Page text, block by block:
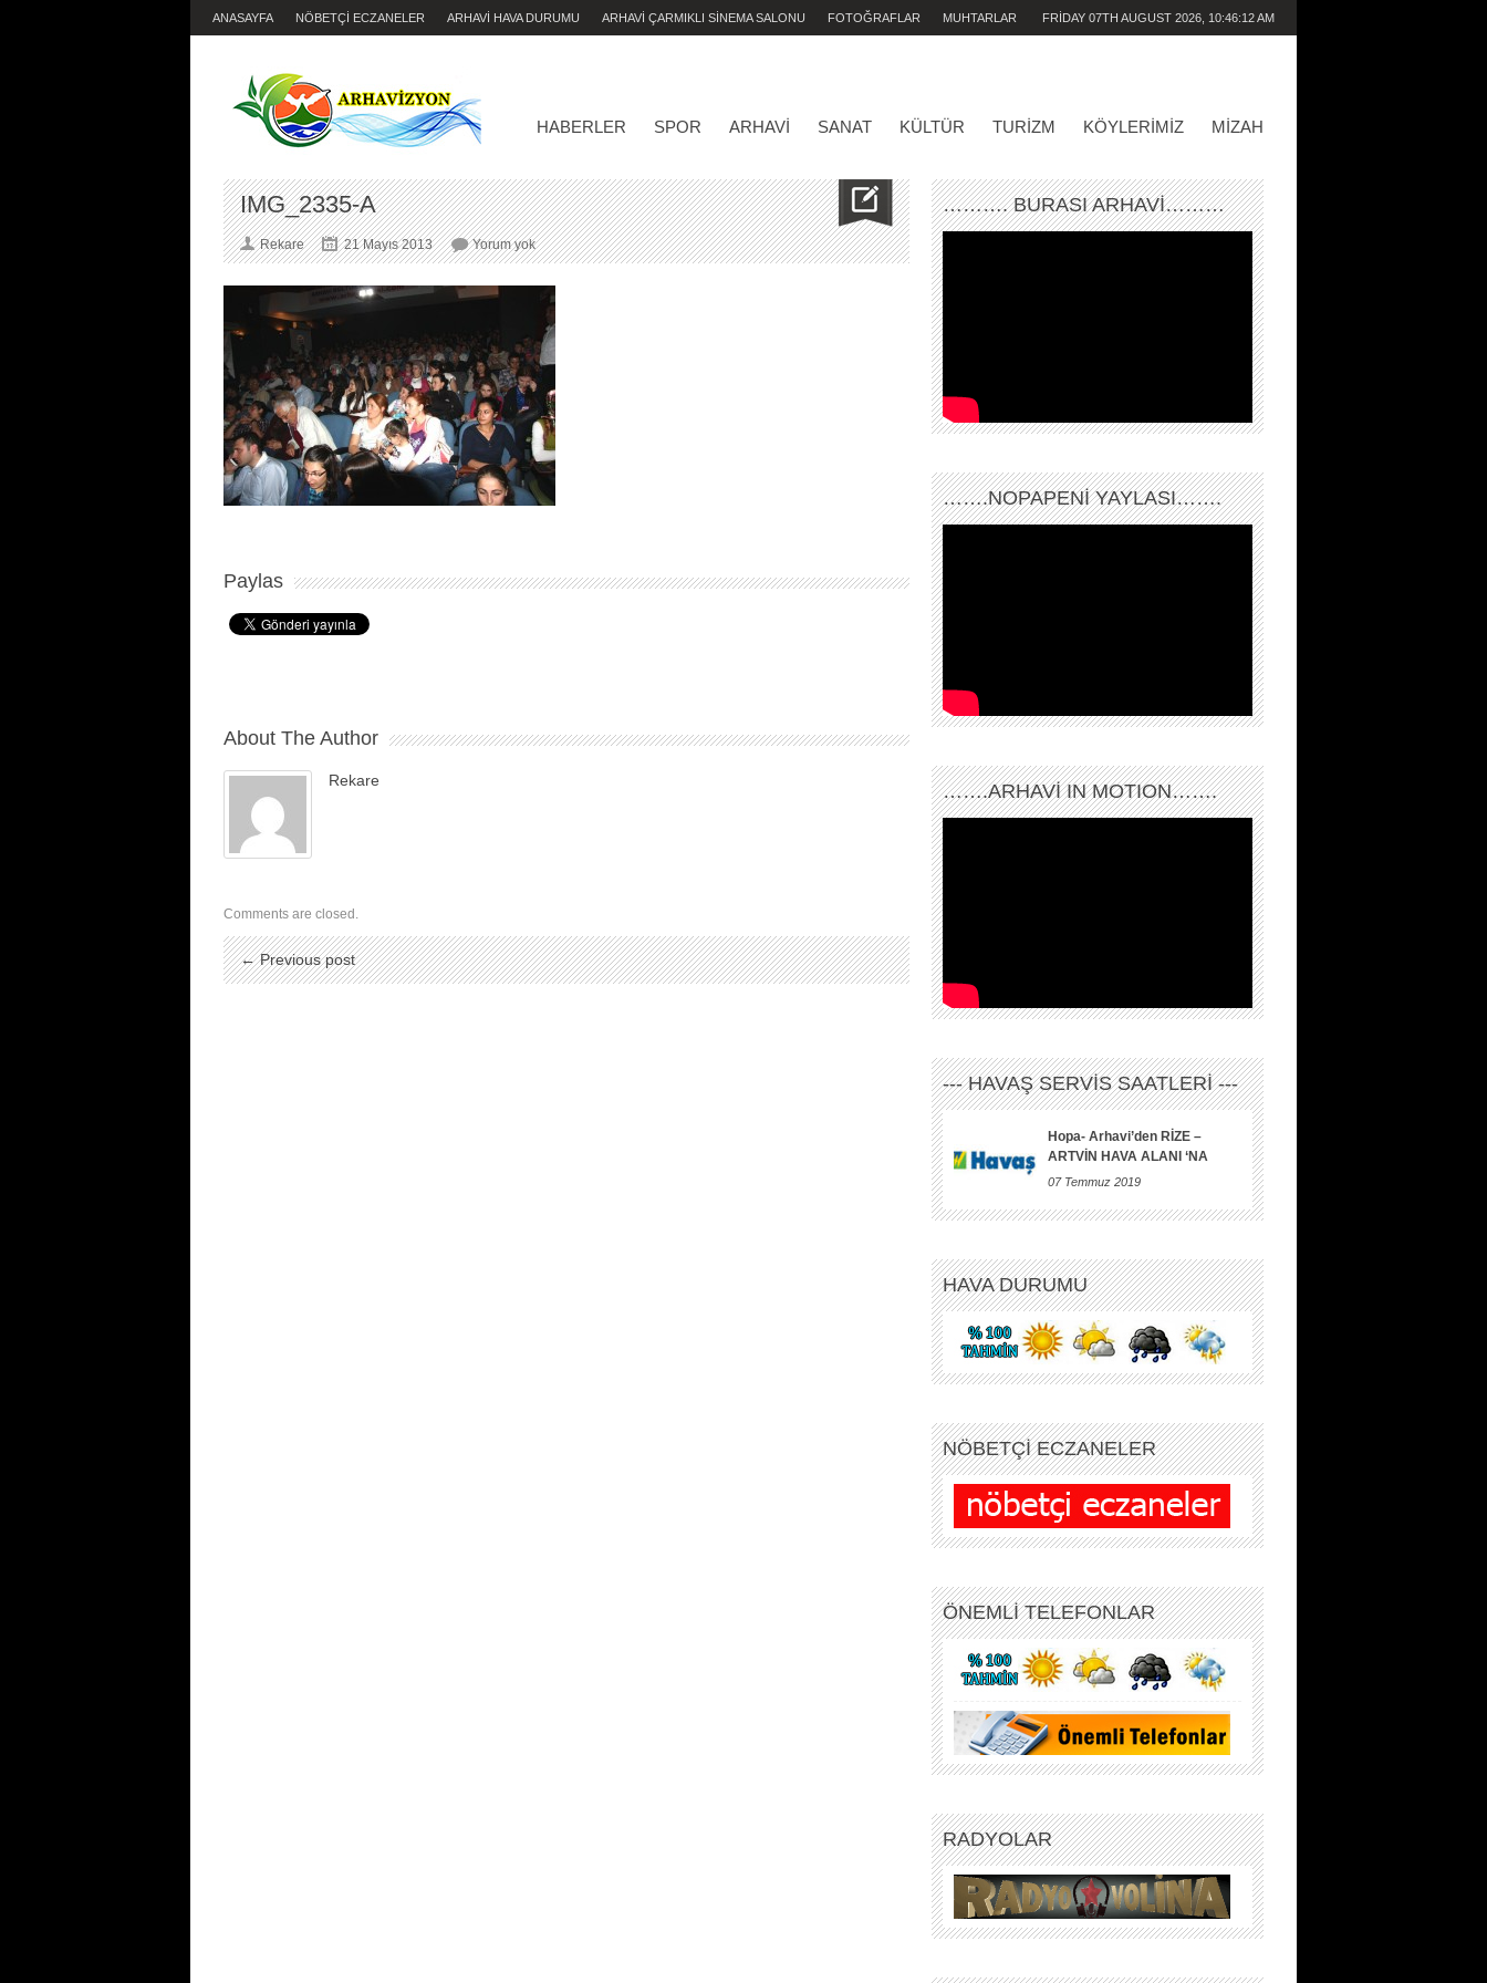
ANASAYFA NÖBETÇİ ECZANELER ARHAVİ HAVA DURUMU ARHAVİ ÇARMIKLI SİNEMA SALONU FOTOĞRAFLAR MUHTARLAR FRIDAY 07TH AUGUST 2026, 10:46:12 AM
HABERLER SPOR ARHAVI SANAT KÜLTÜR TURIZM KÖYLERIMIZ MIZAH
IMG_2335-A
Rekare 21 Mayıs 2013 Yorum yokIMG_2335-
a
Paylas
About The Author
Rekare
Comments are closed.
← Previous post
………. BURASI ARHAVİ………
…….NOPAPENİ YAYLASI…….
…….ARHAVI IN MOTION…….
--- HAVAŞ SERVİS SAATLERİ ---
Hopa- Arhavi’den RİZE –
ARTVİN HAVA ALANI ‘NA
07 Temmuz 2019
HAVA DURUMU
NÖBETÇİ ECZANELER
ÖNEMLİ TELEFONLAR
RADYOLAR